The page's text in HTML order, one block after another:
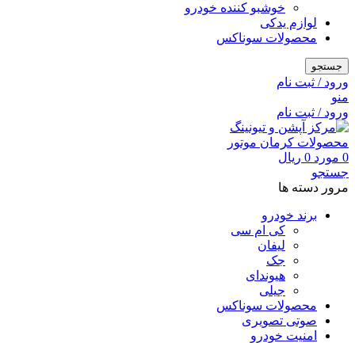
خوشبو کننده خودرو
لوازم یدکی
محصولات سوناکس
جستجو
ورود / ثبت نام
منو
ورود / ثبت نام
0 مورد 0 ریال
جستجو
مرور دسته ها
برند خودرو
کی ام سی
لیفان
جک
هیوندای
جیلی
محصولات سوناکس
صوتی تصویری
امنیت خودرو